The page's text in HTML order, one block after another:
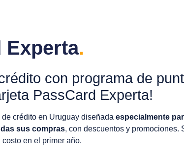
Experta.
con programa de
PassCard Experta!
crédito en Uruguay diseñada especialmente
sus compras, con descuentos y promociones.
costo en el primer año.